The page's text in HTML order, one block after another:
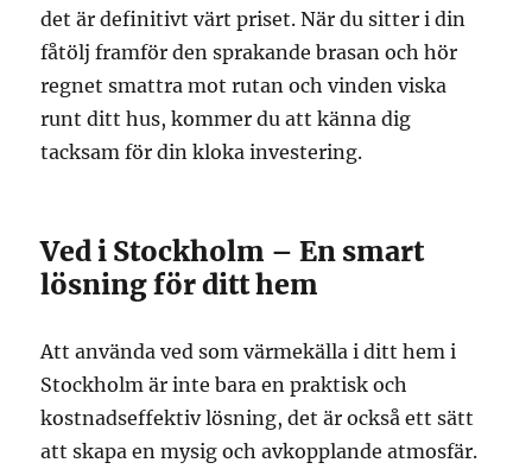
det är definitivt värt priset. När du sitter i din
fåtölj framför den sprakande brasan och hör
regnet smattra mot rutan och vinden viska
runt ditt hus, kommer du att känna dig
tacksam för din kloka investering.
Ved i Stockholm – En smart
lösning för ditt hem
Att använda ved som värmekälla i ditt hem i
Stockholm är inte bara en praktisk och
kostnadseffektiv lösning, det är också ett sätt
att skapa en mysig och avkopplande atmosfär.